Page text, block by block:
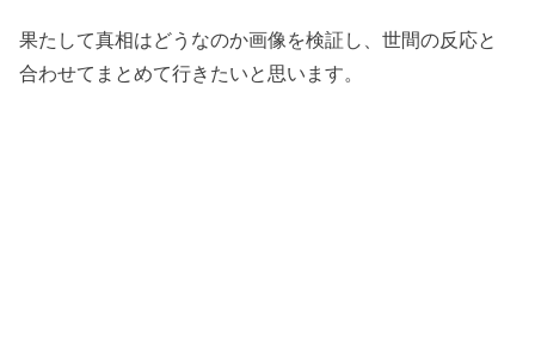
果たして真相はどうなのか画像を検証し、世間の反応と
合わせてまとめて行きたいと思います。